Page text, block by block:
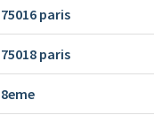
75016 paris
75018 paris
8eme